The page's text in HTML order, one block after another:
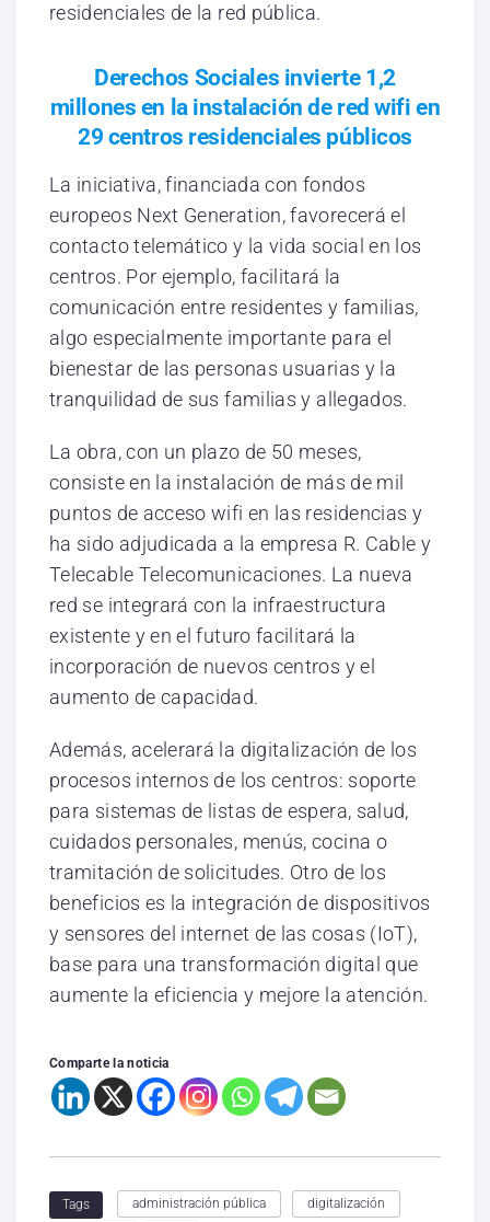
residenciales de la red pública.
Derechos Sociales invierte 1,2
millones en la instalación de red wifi en
29 centros residenciales públicos
La iniciativa, financiada con fondos
europeos Next Generation, favorecerá el
contacto telemático y la vida social en los
centros. Por ejemplo, facilitará la
comunicación entre residentes y familias,
algo especialmente importante para el
bienestar de las personas usuarias y la
tranquilidad de sus familias y allegados.
La obra, con un plazo de 50 meses,
consiste en la instalación de más de mil
puntos de acceso wifi en las residencias y
ha sido adjudicada a la empresa R. Cable y
Telecable Telecomunicaciones. La nueva
red se integrará con la infraestructura
existente y en el futuro facilitará la
incorporación de nuevos centros y el
aumento de capacidad.
Además, acelerará la digitalización de los
procesos internos de los centros: soporte
para sistemas de listas de espera, salud,
cuidados personales, menús, cocina o
tramitación de solicitudes. Otro de los
beneficios es la integración de dispositivos
y sensores del internet de las cosas (IoT),
base para una transformación digital que
aumente la eficiencia y mejore la atención.
Comparte la noticia
Tags administración pública digitalización